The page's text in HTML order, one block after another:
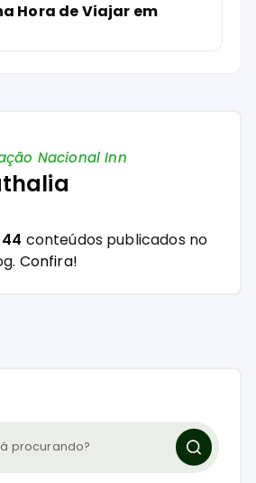
Hora de Viajar em
Nacional Inn
44 conteúdos publicados no
Confira!